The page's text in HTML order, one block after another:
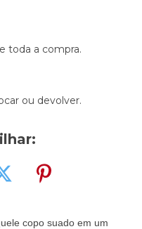
toda a compra.
ou devolver.
copo suado em um